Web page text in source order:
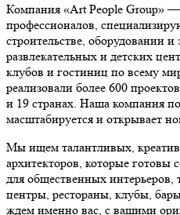
Компания «Art People Group»
профессионалов,
строительстве, оборудовании и
развлекательных и детских
клубов и гостиниц по всему
реализовали более 600
и 19 странах. Наша компания
масштабируется и открывает
Мы ищем талантливых,
архитекторов, которые готовы
для общественных интерьеров,
центры, рестораны, клубы,
ждем именно вас, с вашими